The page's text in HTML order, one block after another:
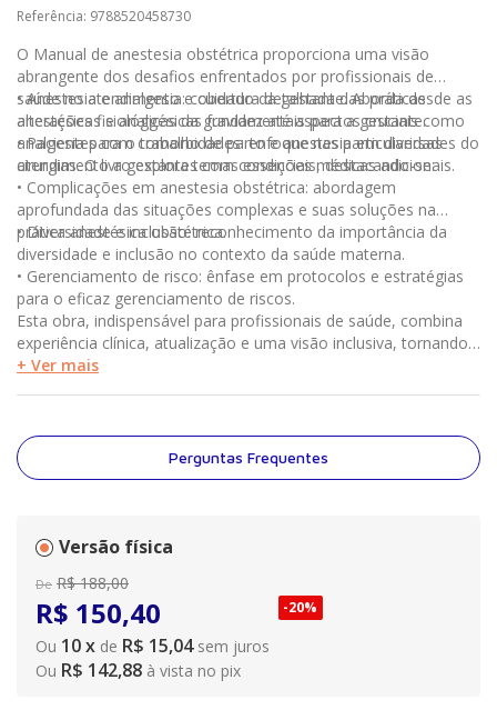
Referência: 9788520458730
O Manual de anestesia obstétrica proporciona uma visão
abrangente dos desafios enfrentados por profissionais de
saúde no atendimento e cuidado da gestante. Aborda desde as
alterações fisiológicas da gravidez até aspectos cruciais como
analgesia para o trabalho de parto e anestesia em diversas
cirurgias. O livro explora temas essenciais, destacando-se:
• Anestesia e analgesia: cobertura detalhada das práticas
anestésicas e analgésicas fundamentais para a gestante.
• Pacientes com comorbidades: enfoque nas particularidades do
atendimento a gestantes com condições médicas adicionais.
• Complicações em anestesia obstétrica: abordagem
aprofundada das situações complexas e suas soluções na
prática anestésica obstétrica.
• Diversidade e inclusão: reconhecimento da importância da
diversidade e inclusão no contexto da saúde materna.
• Gerenciamento de risco: ênfase em protocolos e estratégias
para o eficaz gerenciamento de riscos.
Esta obra, indispensável para profissionais de saúde, combina
experiência clínica, atualização e uma visão inclusiva, tornando-
se fundamental para a prática profissional do anestesiologista.
+ Ver mais
Perguntas Frequentes
Versão física
De R$ 188,00
R$ 150,40
Ou 10x de R$ 15,04 sem juros
-20%
Ou R$ 142,88 à vista no pix